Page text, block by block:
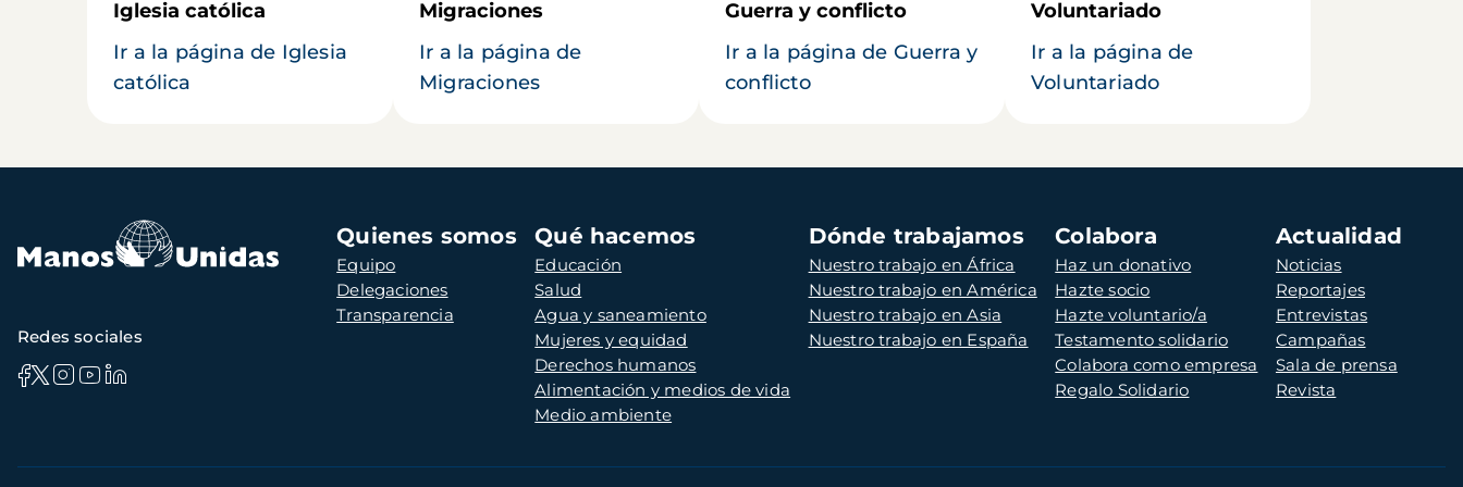
Iglesia católica
Ir a la página de Iglesia
católica
Migraciones
Ir a la página de
Migraciones
Guerra y conflicto
Ir a la página de Guerra y
conflicto
Voluntariado
Ir a la página de
Voluntariado
Navegación
principal
Quienes somos
Equipo
Delegaciones
Transparencia
Qué hacemos
Educación
Salud
Agua y saneamiento
Mujeres y equidad
Derechos humanos
Alimentación y medios de vida
Medio ambiente
Dónde trabajamos
Nuestro trabajo en África
Nuestro trabajo en América
Nuestro trabajo en Asia
Nuestro trabajo en España
Colabora
Haz un donativo
Hazte socio
Hazte voluntario/a
Testamento solidario
Colabora como empresa
Regalo Solidario
Actualidad
Noticias
Reportajes
Entrevistas
Campañas
Sala de prensa
Revista
Redes sociales